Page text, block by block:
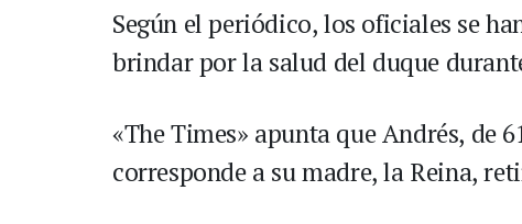
Según el periódico, los oficiales se
brindar por la salud del duque
«The Times» apunta que Andrés, de
corresponde a su madre, la Reina,